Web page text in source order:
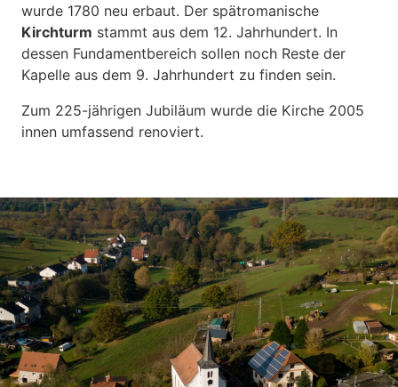
wurde 1780 neu erbaut. Der spätromanische
Kirchturm stammt aus dem 12. Jahrhundert. In
dessen Fundamentbereich sollen noch Reste der
Kapelle aus dem 9. Jahrhundert zu finden sein.
Zum 225-jährigen Jubiläum wurde die Kirche 2005
innen umfassend renoviert.